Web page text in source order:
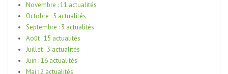
Novembre : 11 actualités
Octobre : 5 actualités
Septembre : 3 actualités
Août : 15 actualités
Juillet : 3 actualités
Juin : 16 actualités
Mai : 2 actualités